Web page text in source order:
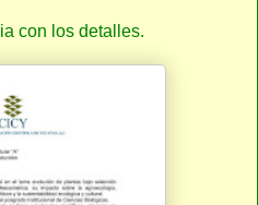
con los detalles.